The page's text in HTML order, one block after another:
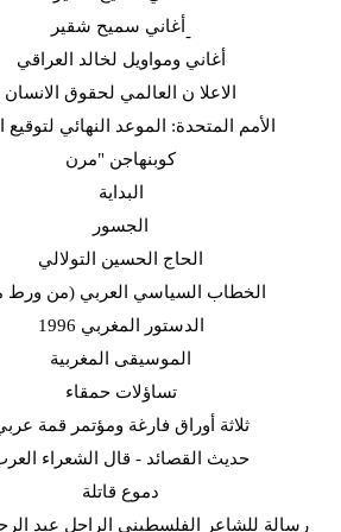
أغاني ومواويل لخالد العراقي
الاعلا ن العالمي لحقوق الانسان
الأمم المتحدة: الموعد النهائي لتوقيع
كوبنهاجن "مرن
البداية
الجسور
الحاج الحسين التولالي
(الخطاب السياسي العربي (من ورط
الدستور المغربي 1996
الموسيقى المغربية
تساؤلات حمقاء
ثلاثة أوراق فارغة ومؤتمر قمة
حديث القصائد - قال الشعراء
دموع قاتلة
رسالة للشاعر الفلسطيني الراحل عبد